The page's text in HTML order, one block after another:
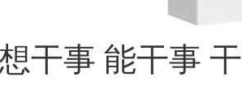
事 能干事 干